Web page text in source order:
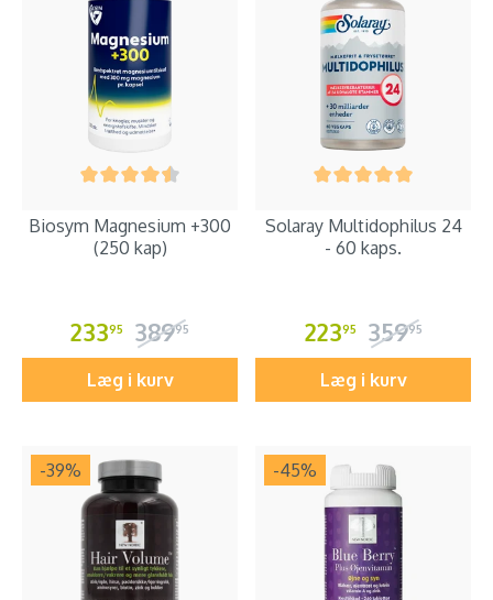
Biosym Magnesium +300
(250 kap)
23395 38995
Læg i kurv
Solaray Multidophilus 24
- 60 kaps.
22395 35995
Læg i kurv
-39% -45%